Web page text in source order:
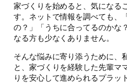
家づくりを始めると、気になる
す。ネットで情報を調べても、
の？」「うちに合ってるのかな
なる方も少なくありません。
そんな悩みに寄り添うために、
と、家づくりを経験した先輩マ
りを安心して進められるプラッ